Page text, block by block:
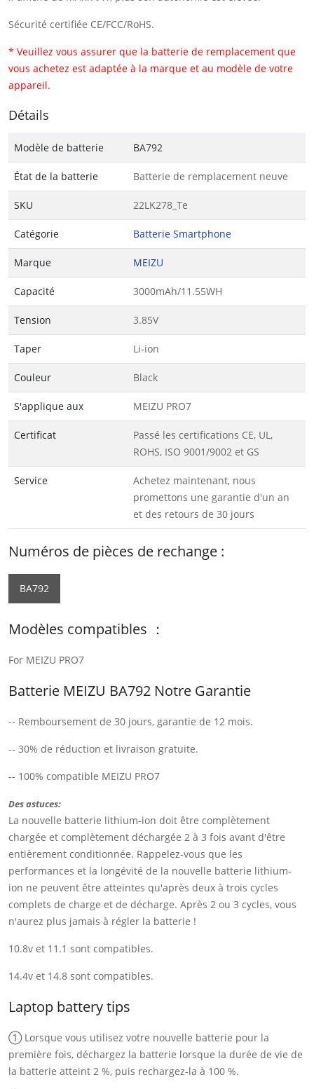
Sécurité certifiée CE/FCC/RoHS.
* Veuillez vous assurer que la batterie de remplacement que
vous achetez est adaptée à la marque et au modèle de votre
appareil.
Détails
Modèle de batterie BA792
État de la batterie Batterie de remplacement neuve
SKU 22LK278_Te
Catégorie Batterie Smartphone
Marque MEIZU
Capacité 3000mAh/11.55WH
Tension 3.85V
Taper Li-ion
Couleur Black
S'applique aux MEIZU PRO7
Certificat
Passé les certifications CE, UL,
ROHS, ISO 9001/9002 et GS
Service
Achetez maintenant, nous
promettons une garantie d'un an
et des retours de 30 jours
Numéros de pièces de rechange :
BA792
Modèles compatibles ：
For MEIZU PRO7
Batterie MEIZU BA792 Notre Garantie
-- Remboursement de 30 jours, garantie de 12 mois.
-- 30% de réduction et livraison gratuite.
-- 100% compatible MEIZU PRO7
Des astuces:
La nouvelle batterie lithium-ion doit être complètement
chargée et complètement déchargée 2 à 3 fois avant d'être
entièrement conditionnée. Rappelez-vous que les
performances et la longévité de la nouvelle batterie lithium-
ion ne peuvent être atteintes qu'après deux à trois cycles
complets de charge et de décharge. Après 2 ou 3 cycles, vous
n'aurez plus jamais à régler la batterie !
10.8v et 11.1 sont compatibles.
14.4v et 14.8 sont compatibles.
Laptop battery tips
① Lorsque vous utilisez votre nouvelle batterie pour la
première fois, déchargez la batterie lorsque la durée de vie de
la batterie atteint 2 %, puis rechargez-la à 100 %.